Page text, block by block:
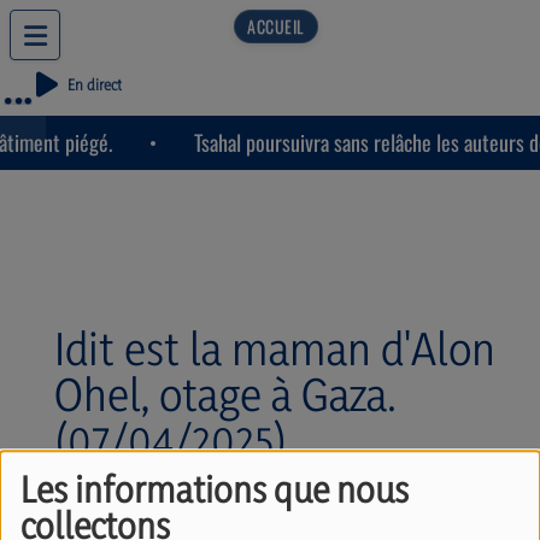
Les informations que nous
collectons
En direct
piégé. Tsahal poursuivra sans relâche les auteurs
Idit est la maman d'Alon
Ohel, otage à Gaza.
(07/04/2025)